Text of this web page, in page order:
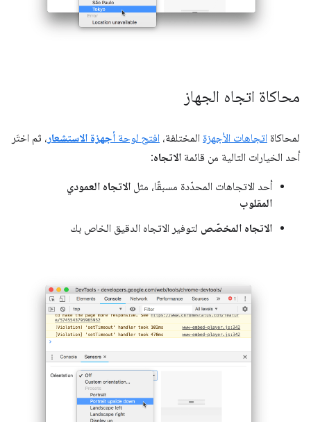
محاكاة اتجاه الجهاز
لمحاكاة اتجاهات الأجهزة المختلفة، افتح لوحة أجهزة الاستشعار ، ثم اختَر
أحد الخيارات التالية من قائمة الاتجاه:
أحد الاتجاهات المحدّدة مسبقًا، مثل الاتجاه العمودي
المقلوب
الاتجاه المخصّص لتوفير الاتجاه الدقيق الخاص بك